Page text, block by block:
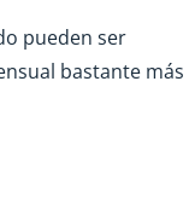
pueden ser
bastante más